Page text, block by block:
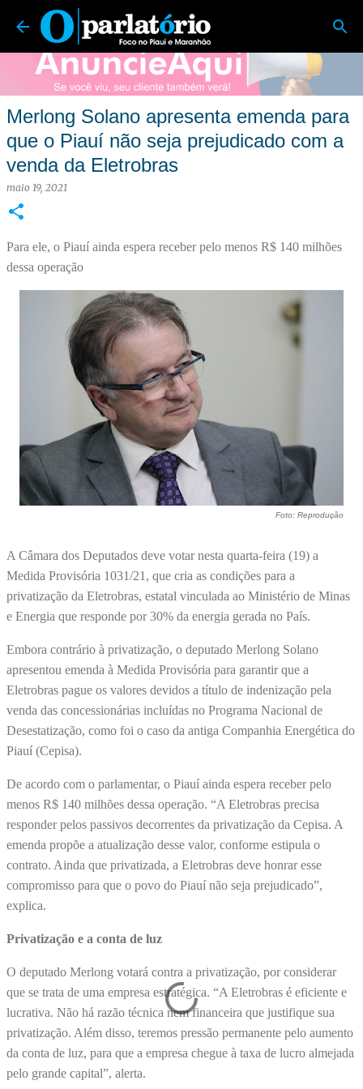
Pular para o conteúdo principal
O Parlatório | Foco no Piauí e Maranhão
Merlong Solano apresenta emenda para
que o Piauí não seja prejudicado com a
venda da Eletrobras
maio 19, 2021
Para ele, o Piauí ainda espera receber pelo menos R$ 140 milhões
dessa operação
Foto: Reprodução
A Câmara dos Deputados deve votar nesta quarta-feira (19) a
Medida Provisória 1031/21, que cria as condições para a
privatização da Eletrobras, estatal vinculada ao Ministério de Minas
e Energia que responde por 30% da energia gerada no País.
Embora contrário à privatização, o deputado Merlong Solano
apresentou emenda à Medida Provisória para garantir que a
Eletrobras pague os valores devidos a título de indenização pela
venda das concessionárias incluídas no Programa Nacional de
Desestatização, como foi o caso da antiga Companhia Energética do
Piauí (Cepisa).
De acordo com o parlamentar, o Piauí ainda espera receber pelo
menos R$ 140 milhões dessa operação. “A Eletrobras precisa
responder pelos passivos decorrentes da privatização da Cepisa. A
emenda propõe a atualização desse valor, conforme estipula o
contrato. Ainda que privatizada, a Eletrobras deve honrar esse
compromisso para que o povo do Piauí não seja prejudicado”,
explica.
Privatização e a conta de luz
O deputado Merlong votará contra a privatização, por considerar
que se trata de uma empresa estratégica. “A Eletrobras é eficiente e
lucrativa. Não há razão técnica nem financeira que justifique sua
privatização. Além disso, teremos pressão permanente pelo aumento
da conta de luz, para que a empresa chegue à taxa de lucro almejada
pelo grande capital”, alerta.